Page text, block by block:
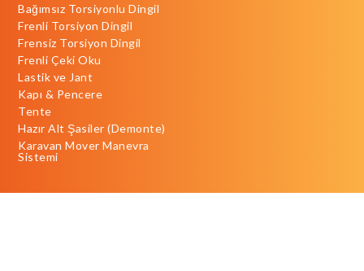
Bağımsız Torsiyonlu Dingil
Frenli Torsiyon Dingil
Frensiz Torsiyon Dingil
Frenli Çeki Oku
Lastik ve Jant
Kapı & Pencere
Tente
Hazır Alt Şasiler (Demonte)
Karavan Mover Manevra
Sistemi